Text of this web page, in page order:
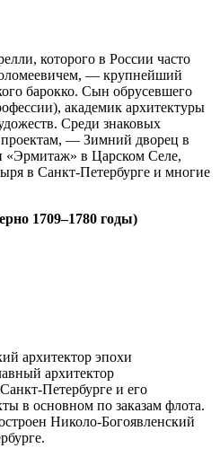
которого в России часто
— крупнейший
барокко. Сын обрусевшего
академик архитектуры
Среди знаковых
проектам, — Зимний дворец в
«Эрмитаж» в Царском Селе,
в Санкт-Петербурге и многие
1709–1780 годы)
архитектор эпохи
архитектор
Петербурге и его
в основном по заказам флота.
Николо-Богоявленский